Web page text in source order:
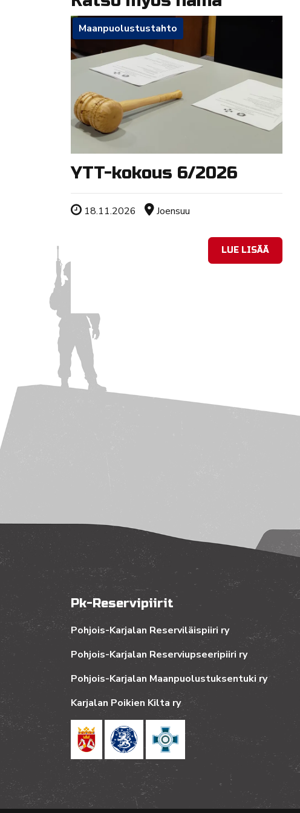
Maanpuolustustahto
YTT-kokous 6/2026
Tapahtuman ajankohta
18.11.2026 Sijainti
Joensuu
LUE LISÄÄ
Pk-Reservipiirit
Pohjois-Karjalan Reserviläispiiri ry
Pohjois-Karjalan Reserviupseeripiiri ry
Pohjois-Karjalan Maanpuolustuksentuki ry
Karjalan Poikien Kilta ry